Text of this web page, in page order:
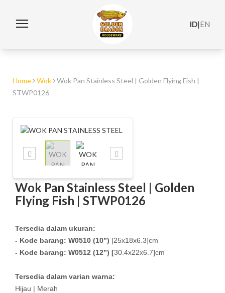
ID|EN
Home Wok
Wok Pan Stainless Steel | Golden Flying Fish |
STWP0126
Wok Pan Stainless Steel | Golden
Flying Fish | STWP0126
Tersedia dalam ukuran:
- Kode barang: W0510 (10”) [25x18x6.3]cm
- Kode barang: W0512 (12”) [30.4x22x6.7]cm
Tersedia dalam varian warna:
Hijau | Merah